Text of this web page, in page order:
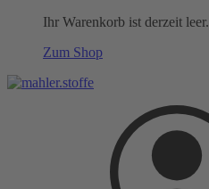
Ihr Warenkorb ist derzeit leer.
Zum Shop